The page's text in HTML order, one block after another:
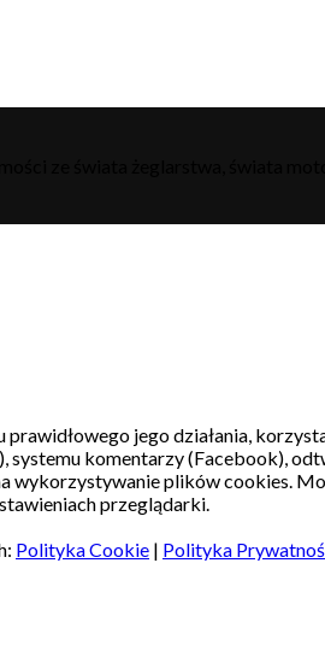
jego działania,
systemu komentarzy (Facebook),
wykorzystywanie plików cookies.
przeglądarki.
Polityka Cookie | Polityka